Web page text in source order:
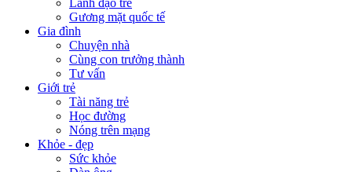
Lãnh đạo trẻ
Gương mặt quốc tế
Gia đình
Chuyện nhà
Cùng con trưởng thành
Tư vấn
Giới trẻ
Tài năng trẻ
Học đường
Nóng trên mạng
Khỏe - đẹp
Sức khỏe